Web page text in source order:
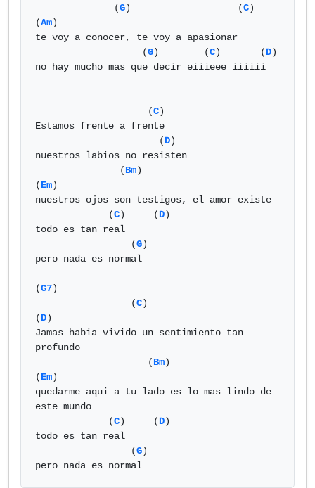
              (
G)                   (C)
(Am)
te voy a conocer, te voy a apasionar
                   (
G)        (C)       (D)
no hay mucho mas que decir eiiieee iiiiii
                    (
C)
Estamos frente a frente
                      (
D)
nuestros labios no resisten
               (
Bm)
(Em)
nuestros ojos son testigos, el amor existe
             (
C)     (D)
todo es tan real
                 (
G)
pero nada es normal
(G7)
                 (
C)
(D)
Jamas habia vivido un sentimiento tan
profundo
                    (
Bm)
(Em)
quedarme aqui a tu lado es lo mas lindo de
este mundo
             (
C)     (D)
todo es tan real
                 (
G)
pero nada es normal